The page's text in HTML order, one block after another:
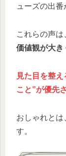
ューズの出番
これらの声は
価値観が大き
見た目を整
こと”が優先
おしゃれと
す。